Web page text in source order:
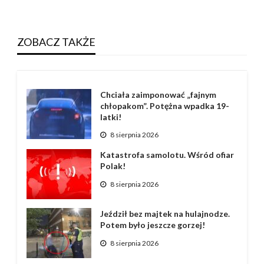
ZOBACZ TAKŻE
Chciała zaimponować „fajnym
chłopakom”. Potężna wpadka 19-
latki!
8 sierpnia 2026
Katastrofa samolotu. Wśród ofiar
Polak!
8 sierpnia 2026
Jeździł bez majtek na hulajnodze.
Potem było jeszcze gorzej!
8 sierpnia 2026